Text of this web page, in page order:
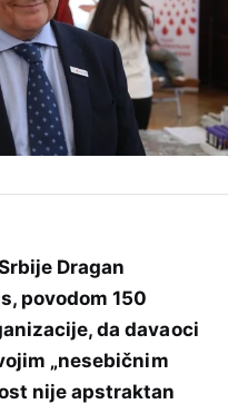
Dragan
povodom 150
da davaoci
„nesebičnim
nije apstraktan